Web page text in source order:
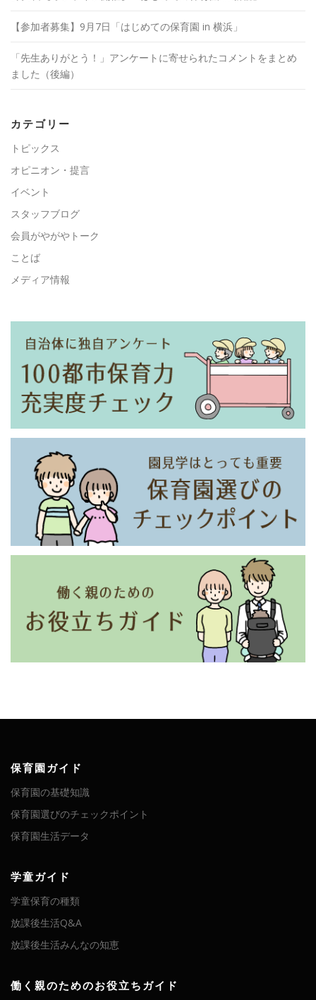
【参加者募集】9月7日「はじめての保育園 in 横浜」
「先生ありがとう！」アンケートに寄せられたコメントをまとめ
ました（後編）
カテゴリー
トピックス
オピニオン・提言
イベント
スタッフブログ
会員がやがやトーク
ことば
メディア情報
保育園ガイド
保育園の基礎知識
保育園選びのチェックポイント
保育園生活データ
学童ガイド
学童保育の種類
放課後生活Q&A
放課後生活みんなの知恵
働く親のためのお役立ちガイド